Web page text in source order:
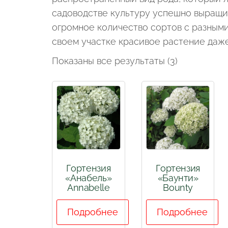
садоводстве культуру успешно
огромное количество сортов с
своем участке красивое растение
Показаны все результаты (3)
Гортензия
«Анабель»
Annabelle
Подробнее
Гортензия
«Баунти»
Bounty
Подробнее